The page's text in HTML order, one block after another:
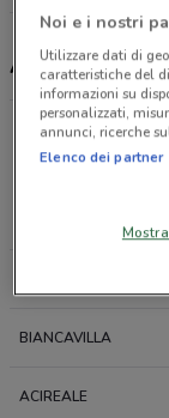
Alfea, offerte
Offerte
BIANCAVILLA
ACIREALE
Noi e i nostri
Utilizzare dati di
caratteristiche del
informazioni su
personalizzati,
annunci, ricerche
Elenco dei partner